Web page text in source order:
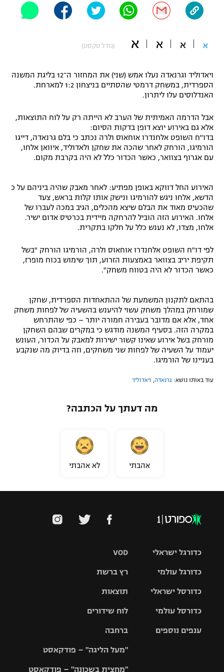
"מחצית בשכונה" – פודקאסט
משתתפים וזוכים בפרסים
תקנון משתתפים וזוכים בפרסים
תקנון עבור פעילות אלקטרה
תקנון עבור פעילות ספורט 1 – "מרלן"
טניס
גיימינג E-Sports
תנאי שימוש
מדיניות פרטיות
תקנון פעילות ספורט 1
הצטרפות לחבילת הערוצים
תגיות
המגזין
אופניים
ספורט מוטורי
פוטבול אמריקאי NFL
בייסבול MLB
ספורט אתגרי ואקסטרים
גיימינג E-Sports
א א א א (גודל טקסט)
ויאדוליד וגרנאדה נעלו אמש (שני) את המחזור ה־12 בליגת המשנה
הספרדית, במשחק דרמטי שהסתיים בניצחון 1:2 למארחת.
האנדלוסים עלו ליתרון.
אבל הדרמה האמיתית של הערב לא הייתה רק על לוח התוצאות,
אלא גם באירוע יוצא דופן בדקות הסיום:
בדו"ח השופט אלחנדרו אוחאוס ולרה נכתב כי בלם גרנאדה, דייגו
הורמיגו, הורחק לאחר שהכה את שחקן ולאדוליד, איוואן אלחו,
עם אגרוף בצוואר, כאשר הכדור כלל לא היה בקרבת מקום.
האירוע החל דווקא באופן מפתיע: לאחר מאבק שהיה ביניהם על כ
הדשא, אלחו ניגש להורמיגו ונישק אותו קלות בראש, צעד
שהכעיס מאוד את הבלם שיצא מהכלים, הגיב במכה לעברו של
אלחו. האירוע הזה הוביל להרחקה מיידית בכרטיס אדום ישיר.
אלחו, מצדו, לא נענש כלל על חלקו בתקרית.
לפי דו"ח השופט אלחנדרו אוחאוס ולרה, הורמיגו הורחק "בשל
תקיפת יריב בצוואר באמצעות הזרוע, תוך שימוש בכוח מופרז,
כאשר הכדור לא היה בטווח משחק".
בהתאם לתקנון המשמעת של ההתאחדות הספרדית, שחקן
שמורחק במהלך משחק עשוי להיענש בהשעיה של לפחות משחק
אחד, אלא אם מדובר בעבירה חמורה יותר – כפי שהתרחש
במקרה הזה. בסעיף המשנה מודגש כי במקרים שבהם השחקן
מורחק בשל אירוע שאינו קשור ישירות למאבק על הכדור, העונש
יעמוד על השעיה של לפחות שני משחקים, וזה בדיוק מה שנקבע
בעניינו של הורמיגו.
עוד באותו נושא: גרנאדה, ויאדוליד
מה דעתך על הכתבה?
אהבתי לא אהבתי
VOD
רץ ברשת
תוצאות
לוח שידורים
ברחבה
"מעל הליגה" – פודקאסט
"מחצית בשכונה" – פודקאסט
כדורגל ישראלי
גביע הטוטו
כדורגל עולמי
האלופות
ליגה
כדורסל ישראלי
סל
כדורסל עולמי
ענפים נוספים